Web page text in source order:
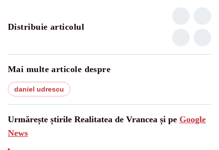
Distribuie articolul
Mai multe articole despre
daniel udrescu
Urmărește știrile Realitatea de Vrancea și pe Google
News